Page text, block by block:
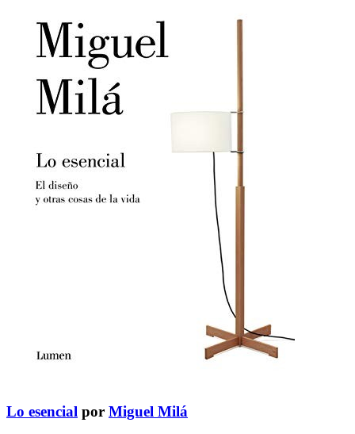
Lo esencial por Miguel Milá